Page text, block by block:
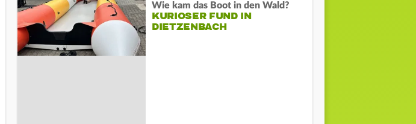
Wie kam das Boot in den Wald?
KURIOSER FUND IN
DIETZENBACH